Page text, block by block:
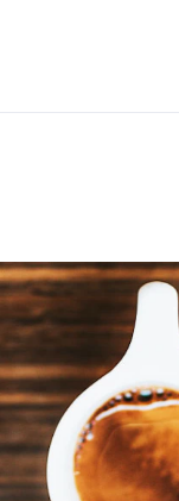
#CoffeeLovers